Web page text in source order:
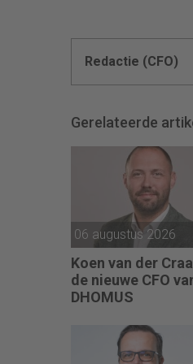
Redactie (CFO)
Gerelateerde
06 augustus 2026
Koen van der
de nieuwe CFO
DHOMUS